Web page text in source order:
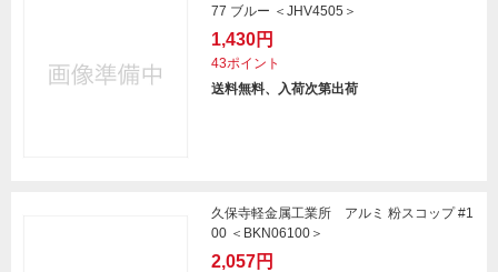
77 ブルー ＜JHV4505＞
1,430円
43ポイント
送料無料、入荷次第出荷
久保寺軽金属工業所 アルミ 粉スコップ #1
00 ＜BKN06100＞
2,057円